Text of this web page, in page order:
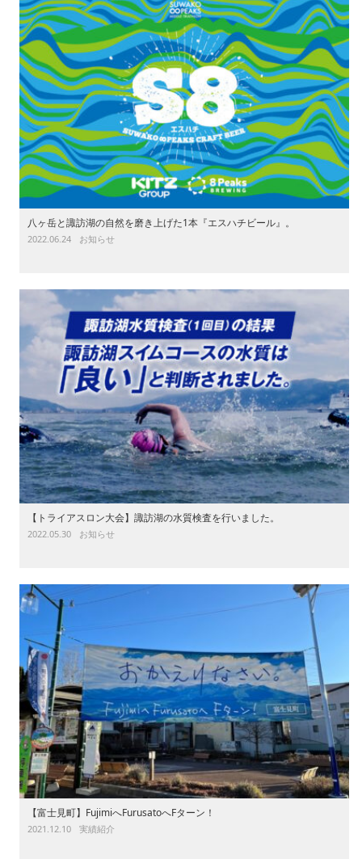
八ヶ岳と諏訪湖の自然を磨き上げた1本『エスハチビール』。
2022.06.24 お知らせ
【トライアスロン大会】諏訪湖の水質検査を行いました。
2022.05.30 お知らせ
【富士見町】FujimiへFurusatoへFターン！
2021.12.10 実績紹介